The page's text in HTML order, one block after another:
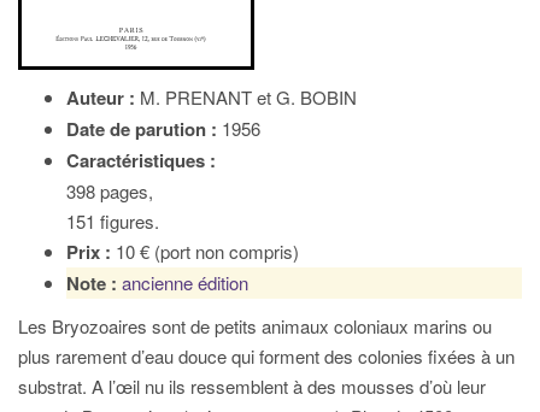
Auteur : M. PRENANT et G. BOBIN
Date de parution : 1956
Caractéristiques :
398 pages,
151 figures.
Prix : 10 € (port non compris)
Note : ancienne édition
Les Bryozoaires sont de petits animaux coloniaux marins ou
plus rarement d’eau douce qui forment des colonies fixées à un
substrat. A l’œil nu ils ressemblent à des mousses d’où leur